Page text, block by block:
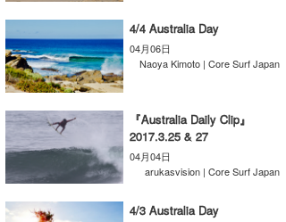
4/4 Australia Day
04月06日
Naoya Kimoto | Core Surf Japan
『Australia Daily Clip』
2017.3.25 & 27
04月04日
arukasvision | Core Surf Japan
4/3 Australia Day
Core Surf Japan
Naoya Kimoto
mitsuteru Kamio
Yasunari Inoue
Yoshiyuki Obata
arukasvision
メディア
SURFMEDIA
Colors MAGAZINE
WAVAL
波伝説アンバサダー/プロライダー
福島寿実子
中浦“JET”章
嵯峨明日香
波伝説スタッフ
☆加藤
+☆maki☆+